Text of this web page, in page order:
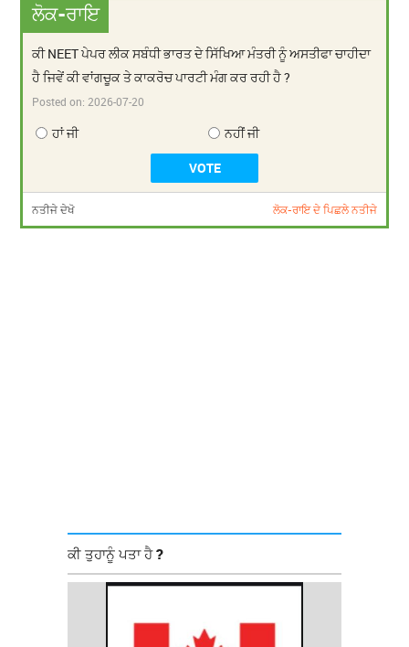
ਲੋਕ-ਰਾਇ
ਕੀ NEET ਪੇਪਰ ਲੀਕ ਸਬੰਧੀ ਭਾਰਤ ਦੇ ਸਿੱਖਿਆ ਮੰਤਰੀ ਨੂੰ ਅਸਤੀਫਾ ਚਾਹੀਦਾ
ਹੈ ਜਿਵੇਂ ਕੀ ਵਾਂਗਚੂਕ ਤੇ ਕਾਕਰੋਚ ਪਾਰਟੀ ਮੰਗ ਕਰ ਰਹੀ ਹੈ ?
Posted on:2026-07-20
ਹਾਂ ਜੀ ਨਹੀਂ ਜੀ
ਨਤੀਜੇ ਦੇਖੋ ਲੋਕ-ਰਾਇ ਦੇ ਪਿਛਲੇ ਨਤੀਜੇ
ਕੀ ਤੁਹਾਨੂੰ ਪਤਾ ਹੈ ?